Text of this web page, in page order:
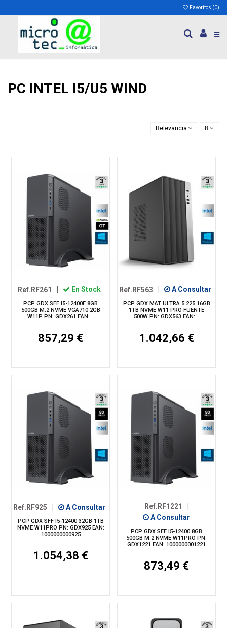
Favoritos (0)
PC INTEL I5/U5 WIND
Relevancia 8
Ref.RF261 En Stock
PCP GDX SFF I5-12400F 8GB
500GB M.2 NVME VGA710 2GB
W11P PN: GDX261 EAN:...
857,29 €
Ref.RF563 A Consultar
PCP GDX MAT ULTRA 5 225 16GB
1TB NVME W11 PRO FUENTE
500W PN: GDX563 EAN:...
1.042,66 €
Ref.RF925 A Consultar
PCP GDX SFF I5-12400 32GB 1TB
NVME W11PRO PN: GDX925 EAN:
1000000000925
1.054,38 €
Ref.RF1221
A Consultar
PCP GDX SFF I5-12400 8GB
500GB M.2 NVME W11PRO PN:
GDX1221 EAN: 1000000001221
873,49 €